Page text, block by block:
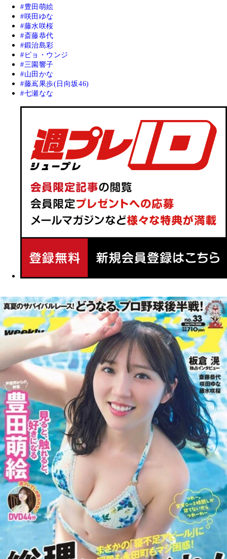
豊田萌絵
咲田ゆな
藤水咲桜
斎藤恭代
鍛治島彩
ピョ・ウンジ
三園響子
山田かな
藤嶌果歩(日向坂46)
七瀬なな